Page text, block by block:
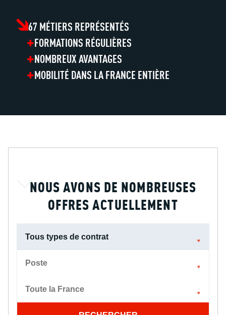
67 MÉTIERS REPRÉSENTÉS
FORMATIONS RÉGULIÈRES
NOMBREUX AVANTAGES
MOBILITÉ DANS LA FRANCE ENTIÈRE
NOUS AVONS DE NOMBREUSES
OFFRES ACTUELLEMENT
Tous types de contrat
Poste
Toute la France